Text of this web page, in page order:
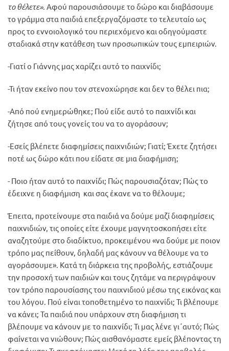
το θέλετε». Αφού παρουσιάσουμε το δώρο και διαβάσουμε
το γράμμα στα παιδιά επεξεργαζόμαστε το τελευταίο ως
προς το εννοιολογικό του περιεχόμενο και οδηγούμαστε
σταδιακά στην κατάθεση των προσωπικών τους εμπειριών.
-Γιατί ο Γιάννης μας χαρίζει αυτό το παιχνίδι;
-Τι ήταν εκείνο που τον στενοχώρησε και δεν το θέλει πια;
-Από πού ενημερώθηκε; Πού είδε αυτό το παιχνίδι και
ζήτησε από τους γονείς του να το αγοράσουν;
-Εσείς βλέπετε διαφημίσεις παιχνιδιών; Γιατί; Έχετε ζητήσει
ποτέ ως δώρο κάτι που είδατε σε μια διαφήμιση;
- Ποιο ήταν αυτό το παιχνίδι; Πώς παρουσιαζόταν; Πώς το
έδειχνε η διαφήμιση και σας έκανε να το θέλουμε;
Έπειτα, προτείνουμε στα παιδιά να δούμε μαζί διαφημίσεις
παιχνιδιών, τις οποίες είτε έχουμε μαγνητοσκοπήσει είτε
αναζητούμε στο διαδίκτυο, προκειμένου «να δούμε με ποιον
τρόπο μας πείθουν, δηλαδή μας κάνουν να θέλουμε να το
αγοράσουμε». Κατά τη διάρκεια της προβολής, εστιάζουμε
την προσοχή των παιδιών και τους ζητάμε να περιγράψουν
τον τρόπο παρουσίασης του παιχνιδιού μέσω της εικόνας και
του λόγου. Πού είναι τοποθετημένο το παιχνίδι; Τι βλέπουμε
να κάνει; Τα παιδιά που υπάρχουν στη διαφήμιση τι
βλέπουμε να κάνουν με το παιχνίδι; Τι μας λένε γι΄αυτό; Πώς
φαίνεται να νιώθουν; Πώς αισθανόμαστε εμείς βλέποντας τη